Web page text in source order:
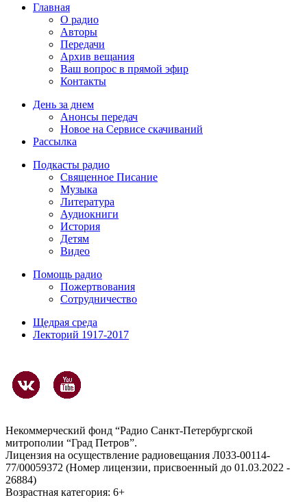
Главная
О радио
Авторы
Передачи
Архив вещания
Ваш вопрос в прямой эфир
Контакты
День за днем
Анонсы передач
Новое на Сервисе скачиваний
Рассылка
Подкасты радио
Священное Писание
Музыка
Литература
Аудиокниги
История
Детям
Видео
Помощь радио
Пожертвования
Сотрудничество
Щедрая среда
Лекторий 1917-2017
Некоммерческий фонд “Радио Санкт-Петербургской
митрополии “Град Петров”.
Лицензия на осуществление радиовещания Л033-00114-
77/00059372 (Номер лицензии, присвоенный до 01.03.2022 -
26884)
Возрастная категория: 6+